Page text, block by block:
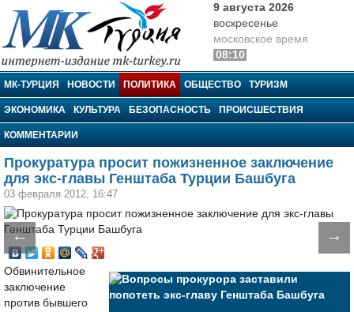
МК-Турция
9 августа 2026
воскресенье
московское время
08:10
МК-ТУРЦИЯ НОВОСТИ ПОЛИТИКА ОБЩЕСТВО ТУРИЗМ
ЭКОНОМИКА КУЛЬТУРА БЕЗОПАСНОСТЬ ПРОИСШЕСТВИЯ
КОММЕНТАРИИ
Прокуратура просит пожизненное заключение
для экс-главы Генштаба Турции Башбуга
03 февраля 2012, 16:47
← →
Обвинительное
заключение
против бывшего